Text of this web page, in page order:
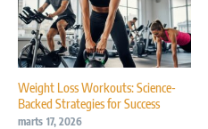
Weight Loss Workouts: Science-
Backed Strategies for Success
marts 17, 2026